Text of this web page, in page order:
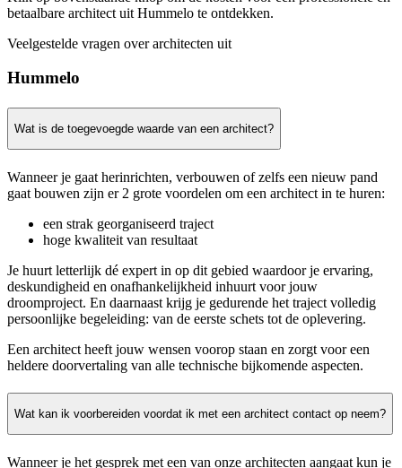
betaalbare architect uit Hummelo te ontdekken.
Veelgestelde vragen over architecten uit
Hummelo
Wat is de toegevoegde waarde van een architect?
Wanneer je gaat herinrichten, verbouwen of zelfs een nieuw pand
gaat bouwen zijn er 2 grote voordelen om een architect in te huren:
een strak georganiseerd traject
hoge kwaliteit van resultaat
Je huurt letterlijk dé expert in op dit gebied waardoor je ervaring,
deskundigheid en onafhankelijkheid inhuurt voor jouw
droomproject. En daarnaast krijg je gedurende het traject volledig
persoonlijke begeleiding: van de eerste schets tot de oplevering.
Een architect heeft jouw wensen voorop staan en zorgt voor een
heldere doorvertaling van alle technische bijkomende aspecten.
Wat kan ik voorbereiden voordat ik met een architect contact op neem?
Wanneer je het gesprek met een van onze architecten aangaat kun je